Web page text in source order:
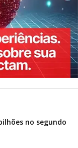
no segundo